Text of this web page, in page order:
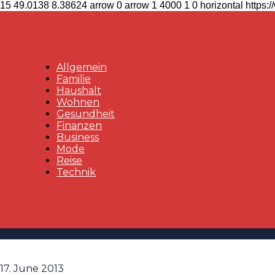
15 49.0138 8.38624 arrow 0 arrow 1 4000 1 0 horizontal
Allgemein
Familie
Haushalt
Wohnen
Gesundheit
Finanzen
Business
Mode
Reise
Technik
17. June 2013